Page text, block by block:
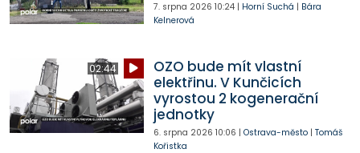
7. srpna 2026 10:24| Horní Suchá | Bára
Kelnerová
02:44
OZO bude mít vlastní
elektřinu. V Kunčicích
vyrostou 2 kogenerační
jednotky
6. srpna 2026 10:06 | Ostrava-město| Tomáš
Kořistka